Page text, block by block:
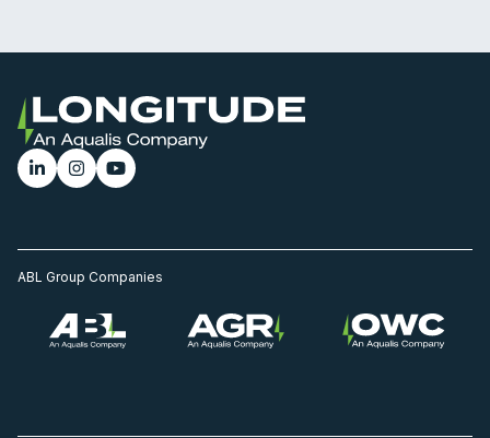
ABL Group Companies